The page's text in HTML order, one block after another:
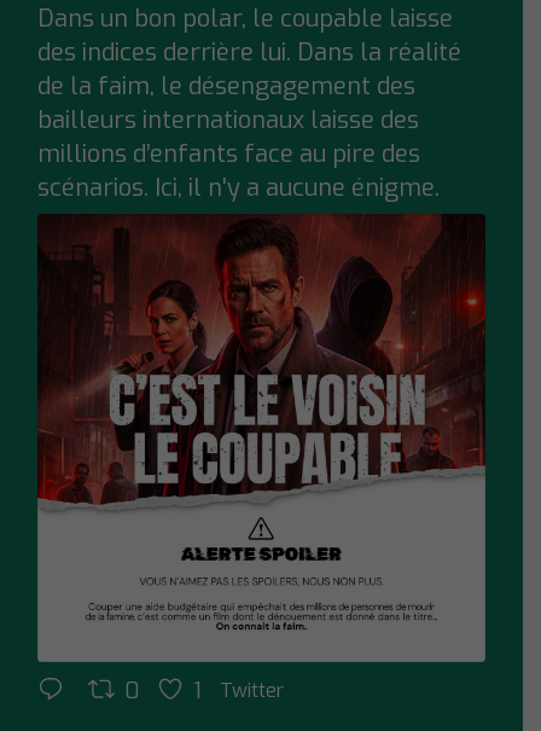
Dans un bon polar, le coupable laisse
des indices derrière lui. Dans la réalité
de la faim, le désengagement des
bailleurs internationaux laisse des
millions d’enfants face au pire des
scénarios. Ici, il n'y a aucune énigme.
0 1 Twitter